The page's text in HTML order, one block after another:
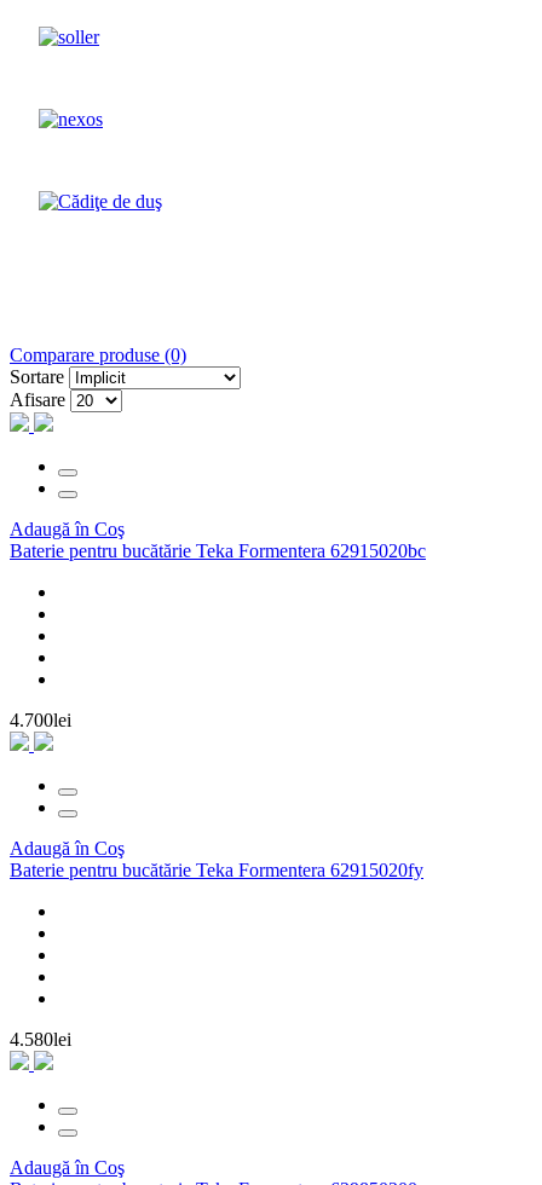
Comparare produse (0)
Sortare
Afisare
Adaugă în Coş
Baterie pentru bucătărie Teka Formentera 62915020bc
4.700lei
Adaugă în Coş
Baterie pentru bucătărie Teka Formentera 62915020fy
4.580lei
Adaugă în Coş